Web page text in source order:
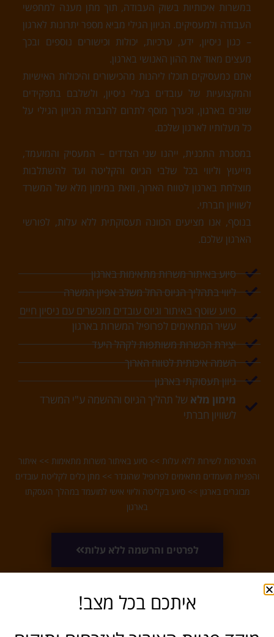
במשרות איכותיות בשוק העבודה, תוך מתן מענה למחפשי
העבודה ולמעסיקים. הגיוון הגילי מביא מספר יתרונות לארגון
– כגון ניסיון, ידע, ערכיות, יכולות וכישורים נוספים ובכך
מעצים מאוד את ההון האנושי בארגון.
אתם כמעסיקים תוכלו ליהנות מהכישורים והיכולות האישיות
והמקצועיות של עובדים בעלי ניסיון, ולשלבם בתפקידים
שונים בארגון, וכערך מוסף לתרום להגברת הגיוון הגילי על
כל מעלותיו לארגון שלכם.
במסגרת התכנית, ייהנו שני הצדדים – המעסיק והמועמד,
מייעוץ וליווי בכל שלבי הגיוס והקליטה ועד להשתלבות
מוצלחת בארגון לטווח הארוך, וזאת במימון מלא של המשרד
לשוויון חברתי.
בנוסף, אנו מציעים הכוונה תעסוקתית ללא עלות, לפורשי
הארגון שלכם.
סיוע באיתור משרות מתאימות בארגון
ליווי בתהליך הגיוס החל משלב אפיון המשרה
סיוע שוטף באיתור וגיוס עובדים מוכשרים עם ניסיון חיים
עשיר המתאימים לפרופיל המשרות בארגון
יצירת הכשרות משותפות לקהל היעד
השמה איכותית לטווח הארוך
גיוון תעסוקתי בארגון
מימון מלא של תהליך הגיוס וההשמה ע"י המשרד
לשוויון חברתי
הצטרפות לשירות ללא עלות >> סיוע באיתור משרות מתאימות >> איתור
והפניית מועמדים מתאימים לפרופיל שהוגדר >> מתן כלים לקליטת עובדים
מבוגרים בארגון >> סיוע בקליטה וליווי אישי למועמד במהלך העסקתו
בארגון
לפרטים והרשמה ללא עלות
איתכם בכל מצב!